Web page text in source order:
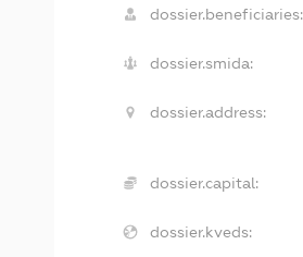
dossier.beneficiaries:
dossier.smida:
dossier.address:
dossier.capital:
dossier.kveds: